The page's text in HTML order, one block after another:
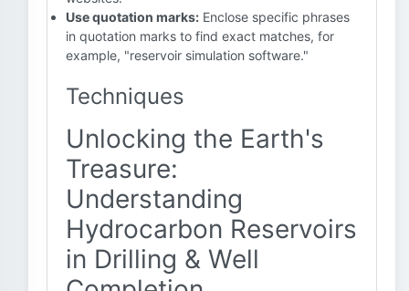
Use quotation marks: Enclose specific phrases
in quotation marks to find exact matches, for
example, "reservoir simulation software."
Techniques
Unlocking the Earth's
Treasure:
Understanding
Hydrocarbon Reservoirs
in Drilling & Well